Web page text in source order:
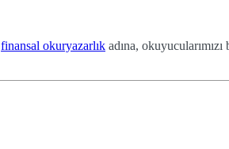
finansal okuryazarlık adına,